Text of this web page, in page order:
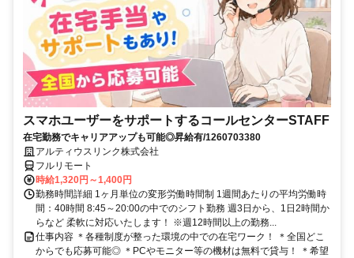
スマホユーザーをサポートするコールセンターSTAFF
在宅勤務でキャリアアップも可能◎昇給有/1260703380
アルティウスリンク株式会社
フルリモート
時給1,320円～1,400円
勤務時間詳細 1ヶ月単位の変形労働時間制 1週間あたりの平均労働時
間：40時間 8:45～20:00の中でのシフト勤務 週3日から、1日2時間か
らなど 柔軟に対応いたします！ ※週12時間以上の勤務...
仕事内容 ＊各種制度が整った環境の中での在宅ワーク！ ＊全国どこ
からでも応募可能◎ ＊PCやモニター等の機材は無料で貸与！ ＊希望